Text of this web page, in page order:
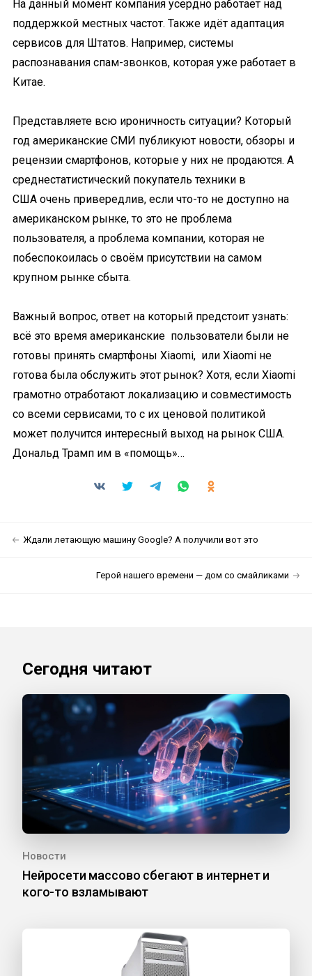
На данный момент компания усердно работает над
поддержкой местных частот. Также идёт адаптация
сервисов для Штатов. Например, системы
распознавания спам-звонков, которая уже работает в
Китае.
Представляете всю ироничность ситуации? Который
год американские СМИ публикуют новости, обзоры и
рецензии смартфонов, которые у них не продаются. А
среднестатистический покупатель техники в
США очень привередлив, если что-то не доступно на
американском рынке, то это не проблема
пользователя, а проблема компании, которая не
побеспокоилась о своём присутствии на самом
крупном рынке сбыта.
Важный вопрос, ответ на который предстоит узнать:
всё это время американские пользователи были не
готовы принять смартфоны Xiaomi, или Xiaomi не
готова была обслужить этот рынок? Хотя, если Xiaomi
грамотно отработают локализацию и совместимость
со всеми сервисами, то с их ценовой политикой
может получится интересный выход на рынок США.
Дональд Трамп им в «помощь»…
Ждали летающую машину Google? А получили вот это
Герой нашего времени — дом со смайликами
Сегодня читают
Новости
Нейросети массово сбегают в интернет и
кого-то взламывают